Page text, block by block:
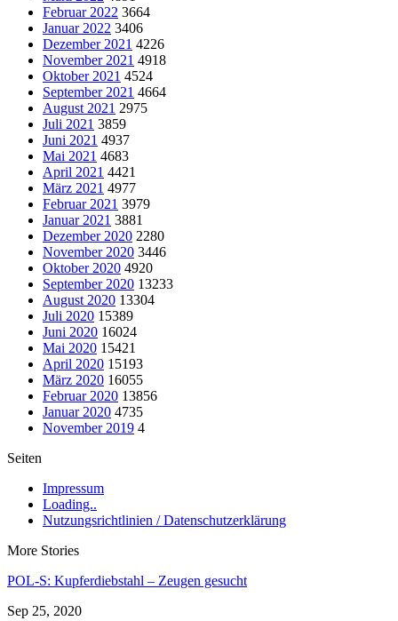
Februar 2022 3664
Januar 2022 3406
Dezember 2021 4226
November 2021 4918
Oktober 2021 4524
September 2021 4664
August 2021 2975
Juli 2021 3859
Juni 2021 4937
Mai 2021 4683
April 2021 4421
März 2021 4977
Februar 2021 3979
Januar 2021 3881
Dezember 2020 2280
November 2020 3446
Oktober 2020 4920
September 2020 13233
August 2020 13304
Juli 2020 15389
Juni 2020 16024
Mai 2020 15421
April 2020 15193
März 2020 16055
Februar 2020 13856
Januar 2020 4735
November 2019 4
Seiten
Impressum
Loading..
Nutzungsrichtlinien / Datenschutzerklärung
More Stories
POL-S: Kupferdiebstahl – Zeugen gesucht
Sep 25, 2020